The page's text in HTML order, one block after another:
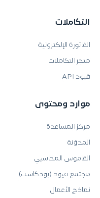
التكاملات
الفاتورة الإلكترونية
متجر التكاملات
قيود API
موارد ومحتوى
مركز المساعدة
المدوّنة
القاموس المحاسبي
مجتمع قيود (بودكاست)
نماذج الأعمال